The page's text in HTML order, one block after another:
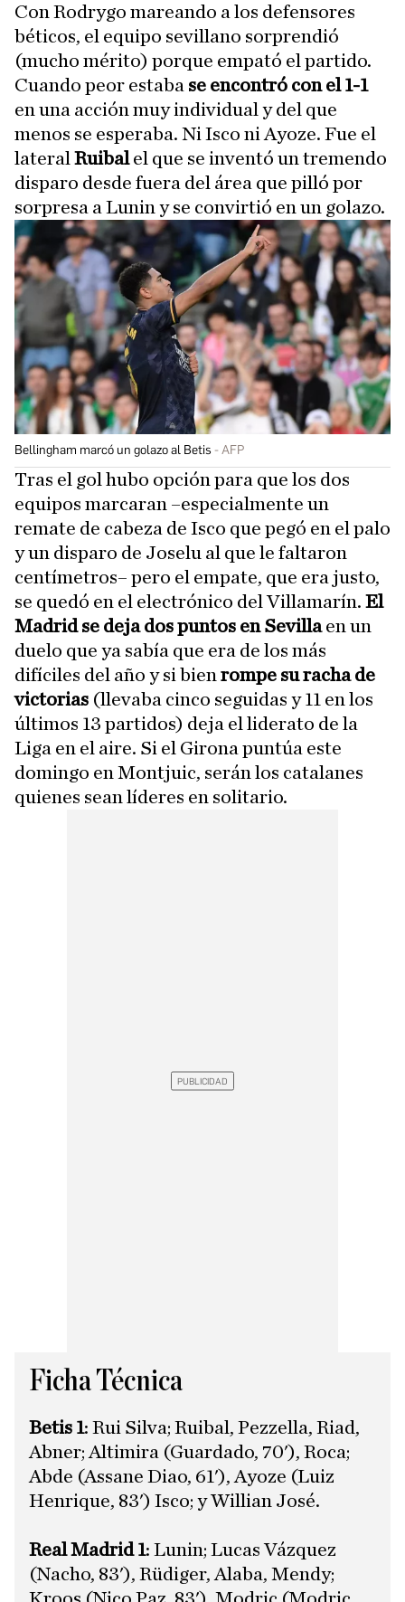
Con Rodrygo mareando a los defensores
béticos, el equipo sevillano sorprendió
(mucho mérito) porque empató el partido.
Cuando peor estaba se encontró con el 1-1
en una acción muy individual y del que
menos se esperaba. Ni Isco ni Ayoze. Fue el
lateral Ruibalel que se inventó un tremendo
disparo desde fuera del área que pilló por
sorpresa a Lunin y se convirtió en un golazo.
Bellingham marcó un golazo al Betis AFP
Tras el gol hubo opción para que los dos
equipos marcaran –especialmente un
remate de cabeza de Isco que pegó en el palo
y un disparo de Joselu al que le faltaron
centímetros– pero el empate, que era justo,
se quedó en el electrónico del Villamarín. El
Madrid se deja dos puntos en Sevillaen un
duelo que ya sabía que era de los más
difíciles del año y si bien rompe su racha de
victorias (llevaba cinco seguidas y 11 en los
últimos 13 partidos) deja el liderato de la
Liga en el aire. Si el Girona puntúa este
domingo en Montjuic, serán los catalanes
quienes sean líderes en solitario.
Ficha Técnica
Betis 1: Rui Silva; Ruibal, Pezzella, Riad,
Abner; Altimira (Guardado, 70'), Roca;
Abde (Assane Diao, 61'), Ayoze (Luiz
Henrique, 83') Isco; y Willian José.
​Real Madrid 1: Lunin; Lucas Vázquez
(Nacho, 83'), Rüdiger, Alaba, Mendy;